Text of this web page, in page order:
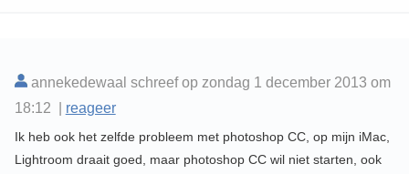
annekedewaal schreef op zondag 1 december 2013 om
18:12 | reageer
Ik heb ook het zelfde probleem met photoshop CC, op mijn iMac,
Lightroom draait goed, maar photoshop CC wil niet starten, ook